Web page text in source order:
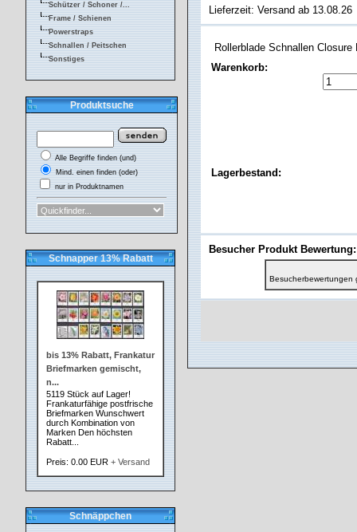
Schützer / Schoner /...
Frame / Schienen
Powerstraps
Schnallen / Peitschen
Sonstiges
Produktsuche
Alle Begriffe finden (und)
Mind. einen finden (oder)
nur in Produktnamen
Schnapper 13% Rabatt
bis 13% Rabatt, Frankatur
Briefmarken gemischt,
n...
5119 Stück auf Lager!
Frankaturfähige postfrische
Briefmarken Wunschwert
durch Kombination von
Marken Den höchsten
Rabatt...
Preis: 0.00 EUR + Versand
Schnäppchen
Lieferzeit: Versand ab 13.08.26
Rollerblade Schnallen Closure
Warenkorb:
Lagerbestand:
Besucher Produkt Bewertung:
Besucherbewertungen